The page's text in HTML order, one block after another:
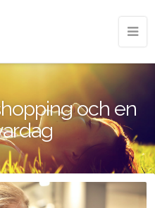
och en